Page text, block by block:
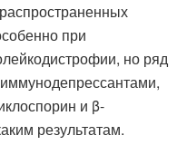
при
но ряд
и β-
результатам.